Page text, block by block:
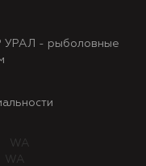
УРАЛ - рыболовные
WA
WA